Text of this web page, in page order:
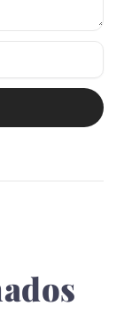
E
i